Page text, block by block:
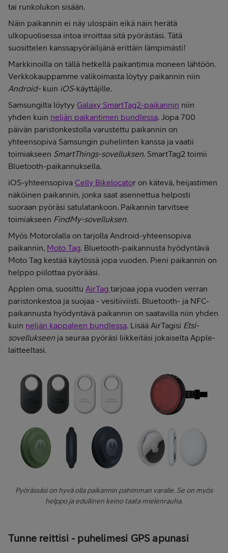
tai runkolukon sisään.
Näin paikannin ei näy ulospäin eikä näin herätä
ulkopuolisessa intoa irroittaa sitä pyörästäsi. Tätä
suosittelen kanssapyöräilijänä erittäin lämpimästi!
Markkinoilla on tällä hetkellä paikantimia moneen lähtöön.
Verkkokauppamme valikoimasta löytyy paikannin niin
Android- kuin iOS-käyttäjille.
Samsungilta löytyy Galaxy SmartTag2-paikannin niin
yhden kuin neljän paikantimen bundlessa. Jopa 700
päivän paristonkestolla varustettu paikannin on
yhteensopiva Samsungin puhelinten kanssa ja vaatii
toimiakseen SmartThings-sovelluksen. SmartTag2 toimii
Bluetooth-paikannuksella.
iOS-yhteensopiva Celly Bikelocator on kätevä, heijastimen
näköinen paikannin, jonka saat asennettua helposti
suoraan pyöräsi satulatankoon. Paikannin tarvitsee
toimiakseen FindMy-sovelluksen.
Myös Motorolalla on tarjolla Android-yhteensopiva
paikannin, Moto Tag. Bluetooth-paikannusta hyödyntävä
Moto Tag kestää käytössä jopa vuoden. Pieni paikannin on
helppo piilottaa pyörääsi.
Applen oma, suosittu AirTag tarjoaa jopa vuoden verran
paristonkestoa ja suojaa - vesitiiviisti. Bluetooth- ja NFC-
paikannusta hyödyntävä paikannin on saatavilla niin yhden
kuin neljän kappaleen bundlessa. Lisää AirTagisi Etsi-
sovellukseenja seuraa pyöräsi liikkeitäsi jokaiselta Apple-
laitteeltasi.
Pyörässäsi on hyvä olla paikannin pahimman varalle. Se on myös
helppo ja edullinen keino taata mielenrauha.
Tunne reittisi - puhelimesi GPS apunasi